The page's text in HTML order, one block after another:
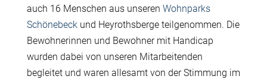
auch 16 Menschen aus unseren Wohnparks
Schönebeckund Heyrothsberge teilgenommen. Die
Bewohnerinnen und Bewohner mit Handicap
wurden dabei von unseren Mitarbeitenden
begleitet und waren allesamt von der Stimmung im